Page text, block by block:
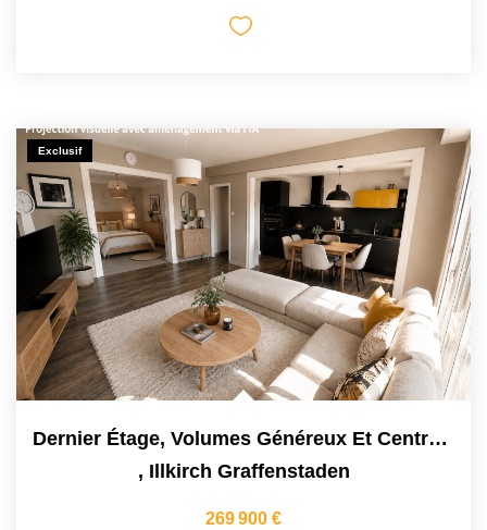
Exclusif
Dernier Étage, Volumes Généreux Et Centre-Ville : Le Combo...
, Illkirch Graffenstaden
269 900 €